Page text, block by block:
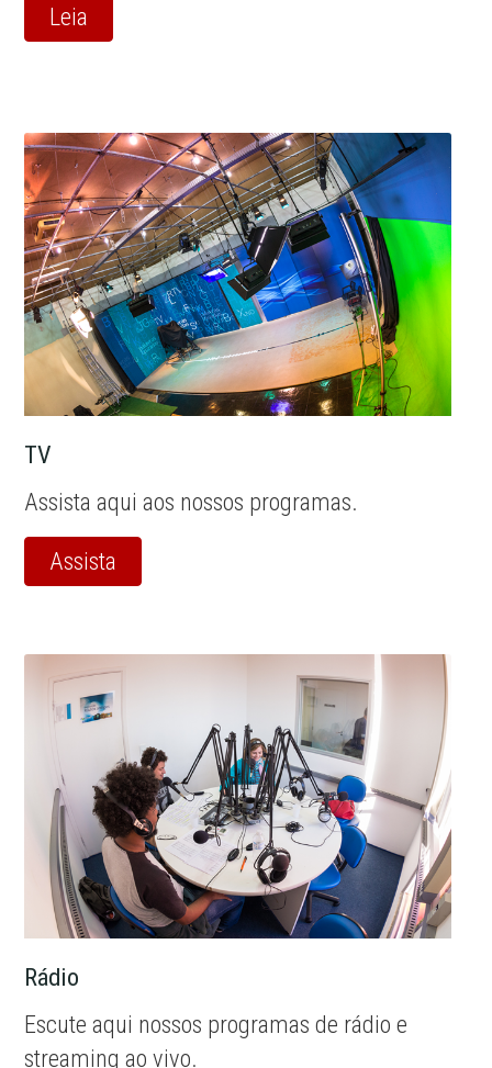
Leia
TV
Assista aqui aos nossos programas.
Assista
Rádio
Escute aqui nossos programas de rádio e
streaming ao vivo.